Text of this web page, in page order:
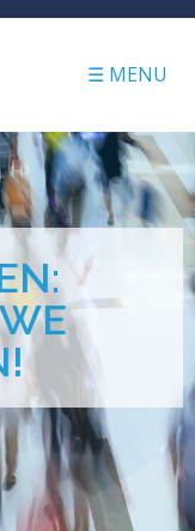
☰ MENU